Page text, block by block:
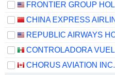
CHORUS AVIATION INC.